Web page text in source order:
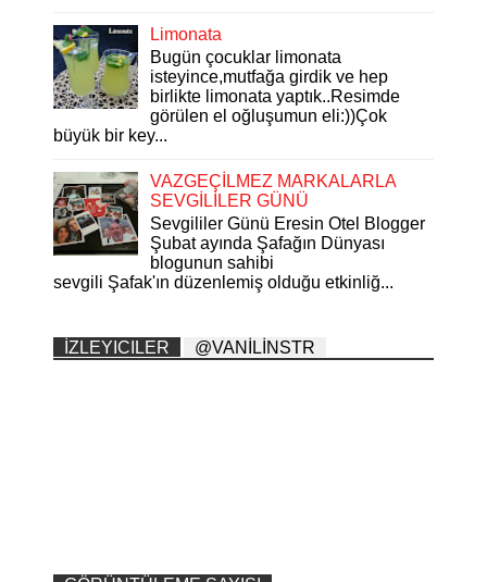
Limonata
Bugün çocuklar limonata
isteyince,mutfağa girdik ve hep
birlikte limonata yaptık..Resimde
görülen el oğluşumun eli:))Çok
büyük bir key...
VAZGEÇİLMEZ MARKALARLA
SEVGİLİLER GÜNÜ
Sevgililer Günü Eresin Otel Blogger
Şubat ayında Şafağın Dünyası
blogunun sahibi
sevgili Şafak'ın düzenlemiş olduğu etkinliğ...
İZLEYICILER @VANİLİNSTR